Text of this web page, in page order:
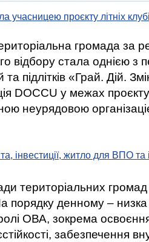
учасницею проєкту літніх
громада за
відбору стала однією
та підлітків «Грай. Дій.
DOCCU у межах
неурядовою
інвестиції, житло для ВПО
територіальних громад
порядку денному –
ОВА, зокрема освоєння
забезпечення